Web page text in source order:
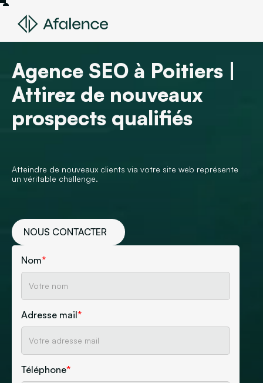
Agence SEO à Poitiers |
Attirez de nouveaux
prospects qualifiés
Atteindre de nouveaux clients via votre site web représente
un véritable challenge.
NOUS CONTACTER
Nom*
Adresse mail*
Téléphone*